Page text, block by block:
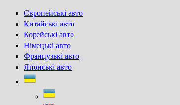
Skip
content
Європейські авто
Китайські авто
Корейські авто
Німецькі авто
Французькі авто
Японські авто